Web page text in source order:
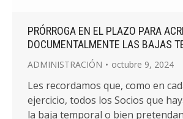
PRÓRROGA EN EL PLAZO PARA
DOCUMENTALMENTE LAS BAJAS
ADMINISTRACIÓN octubre 9, 2024
Les recordamos que, como en
ejercicio, todos los Socios que
la baja temporal o bien